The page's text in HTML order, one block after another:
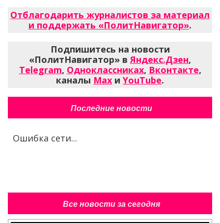
Отблагодарить журналистов за материал
и поддержать «ПолитНавигатор».
Подпишитесь на новости
«ПолитНавигатор» вЯндекс.Дзен,
Telegram, Одноклассниках, Вконтакте,
каналы Max и YouTube.
Последние новости
Ошибка сети...
Все новости за сегодня